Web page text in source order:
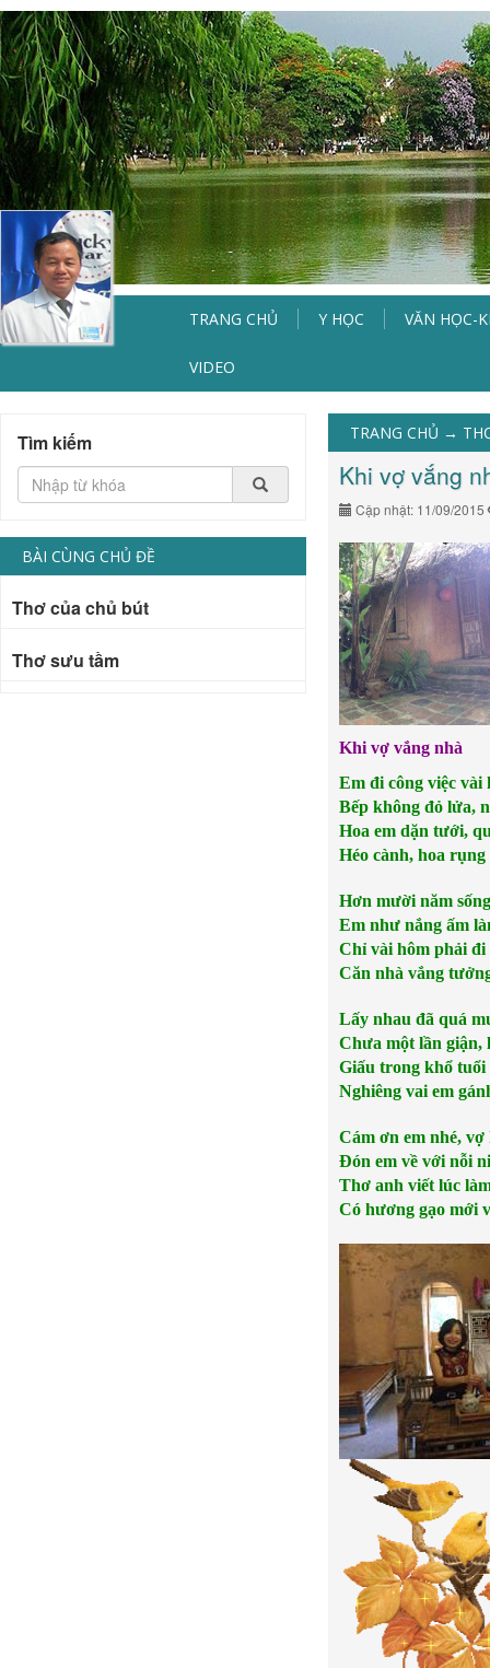
TRANG CHỦ Y HỌC VĂN HỌC-
VIDEO
TRANG CHỦ →
Khi vợ vắng
Cập nhật: 11/09/2015
Khi vợ vắng nhà
Em đi công việc vài
Bếp không đỏ lửa,
Hoa em dặn tưới,
Héo cành, hoa
Hơn mười năm
Em như nắng ấm
Chỉ vài hôm phải đi
Căn nhà vắng
Lấy nhau đã quá
Chưa một lần giận,
Giấu trong khổ
Nghiêng vai em
Cám ơn em nhé, vợ
Đón em về với nỗi
Thơ anh viết lúc
Có hương gạo mới
Tìm kiếm
BÀI CÙNG CHỦ ĐỀ
Thơ của chủ bút
Thơ sưu tầm